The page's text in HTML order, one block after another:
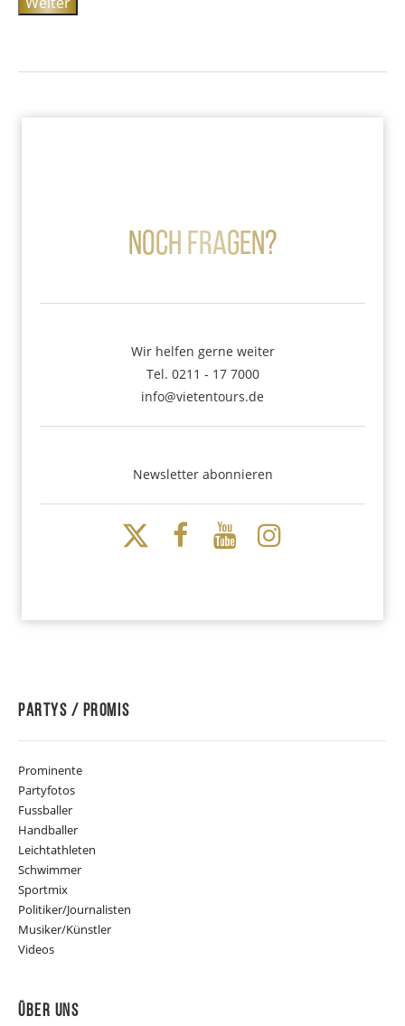
Noch Fragen?
Wir helfen gerne weiter
Tel. 0211 - 17 7000
info@vietentours.de
Newsletter abonnieren
Partys / Promis
Prominente
Partyfotos
Fussballer
Handballer
Leichtathleten
Schwimmer
Sportmix
Politiker/Journalisten
Musiker/Künstler
Videos
Über Uns